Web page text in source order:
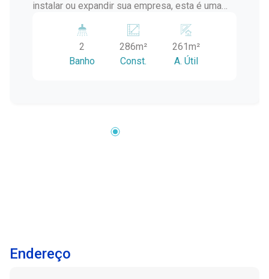
instalar ou expandir sua empresa, esta é uma
Localizado no coração de Pelotas, este prédio
comercial conta com 261m² de área útil,
oferecendo versatilidade e estrutura para
pedestres e veículos, proporcionando excelente
Fácil acesso e grande fluxo diário de pessoas.
Diferenciais da localização: Região comercial
2
Banho
286m²
Const.
261m²
A. Útil
Endereço